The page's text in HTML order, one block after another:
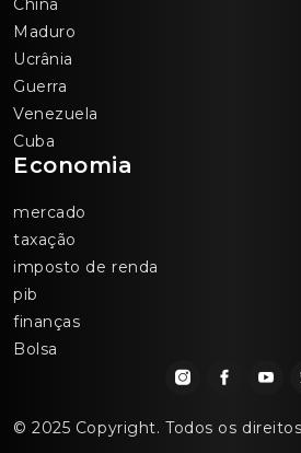
China
Maduro
Ucrânia
Guerra
Venezuela
Cuba
Economia
mercado
taxação
imposto de renda
pib
finanças
Bolsa
© 2025 Copyright. Todos os